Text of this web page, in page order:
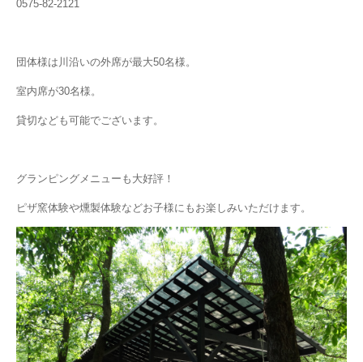
0575-82-2121
団体様は川沿いの外席が最大50名様。
室内席が30名様。
貸切なども可能でございます。
グランピングメニューも大好評！
ピザ窯体験や燻製体験などお子様にもお楽しみいただけます。